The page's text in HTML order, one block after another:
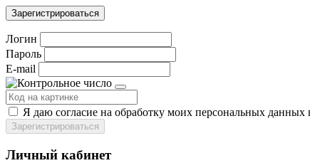
Зарегистрироваться
Логин
Пароль
E-mail
Я даю согласие на обработку моих персональных данных
Зарегистрироваться
Личный кабинет